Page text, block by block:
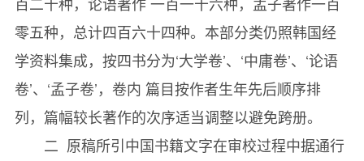
大學講語◇月沙集◎李廷龜（三六七）
大學困得後説◇浦渚集◎趙翼（三九三）
論大學格致章◇艮湖集◎崔攸之（三九九）
講大學衍義◇炭翁集◎權諰（四〇七）
大學答問◇四書答問◎李惟泰（四一三）
《韓國經學資料集成大學第三册》
零五种，总计四百六十四种。本部分类仍照韩国经
学资料集成，按四书分为‘大学卷’、‘中庸卷’、‘论语
卷’、‘孟子卷’，卷内 篇目按作者生年先后顺序排
列，篇幅较长著作的次序适当调整以避免跨册。
二 原稿所引中国书籍文字在审校过程中据通行